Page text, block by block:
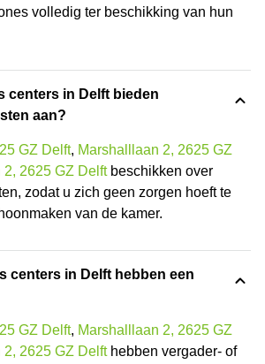
volledig ter beschikking van hun
centers in Delft bieden
aan?
GZ Delft, Marshalllaan 2, 2625 GZ
2, 2625 GZ Delftbeschikken over
zodat u zich geen zorgen hoeft te
van de kamer.
centers in Delft hebben een
GZ Delft, Marshalllaan 2, 2625 GZ
2, 2625 GZ Delfthebben vergader- of